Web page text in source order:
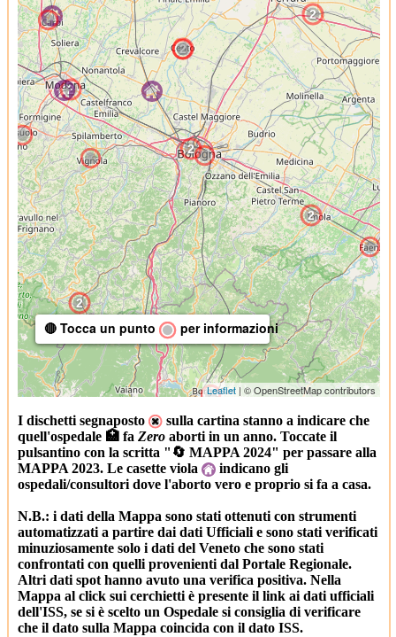
2
2
2
2
2
2
2
2
2
2
2
2
🔴 Tocca un punto per informazioni
Leaflet | © OpenStreetMap contributors
I dischetti segnaposto
sulla cartina stanno a indicare che
quell'ospedale 🏥 fa Zero aborti in un anno. Toccate il
pulsantino con la scritta "🔄 MAPPA 2024" per passare alla
MAPPA 2023. Le casette viola
indicano gli
ospedali/consultori dove l'aborto vero e proprio si fa a casa.
N.B.: i dati della Mappa sono stati ottenuti con strumenti
automatizzati a partire dai dati Ufficiali e sono stati verificati
minuziosamente solo i dati del Veneto che sono stati
confrontati con quelli provenienti dal Portale Regionale.
Altri dati spot hanno avuto una verifica positiva. Nella
Mappa al click sui cerchietti è presente il link ai dati ufficiali
dell'ISS, se si è scelto un Ospedale si consiglia di verificare
che il dato sulla Mappa coincida con il dato ISS.